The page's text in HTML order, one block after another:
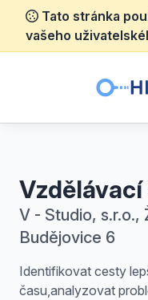
Tato stránka
vašeho
V - Studio, s.r.o.,
Budějovice 6
Identifikovat cesty
času,analyzovat